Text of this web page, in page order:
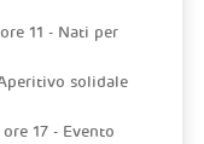
11 - Nati per
solidale
17 - Evento